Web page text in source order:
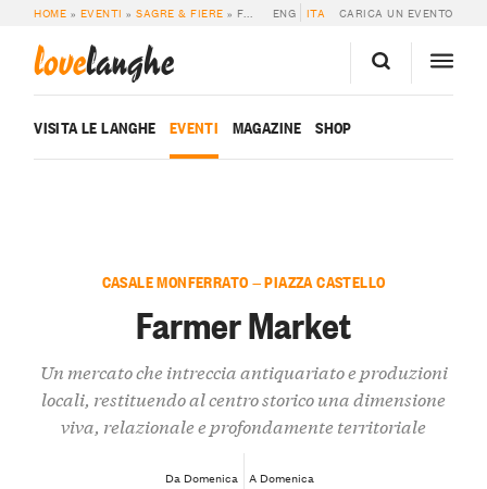
HOME » EVENTI »SAGRE & FIERE » FARMER MARKET ENG ITA CARICA UN EVENTO
lovelanghe
VISITA LE LANGHE EVENTI MAGAZINE SHOP
CASALE MONFERRATO — PIAZZA CASTELLO
Farmer Market
Un mercato che intreccia antiquariato e produzioni
locali, restituendo al centro storico una dimensione
viva, relazionale e profondamente territoriale
Da Domenica A Domenica